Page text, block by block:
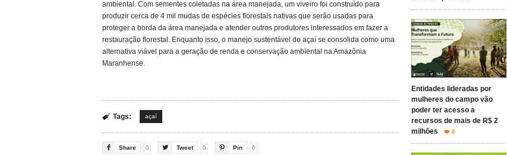
ambiental. Com sementes coletadas na área manejada, um viveiro foi construído para
produzir cerca de 4 mil mudas de espécies florestais nativas que serão usadas para
proteger a borda da área manejada e atender outros produtores interessados em fazer a
restauração florestal. Enquanto isso, o manejo sustentável do açaí se consolida como uma
alternativa viável para a geração de renda e conservação ambiental na Amazônia
Maranhense.
 Tags: açaí
 Share 0  Tweet 0  Pin 0
Entidades lideradas por
mulheres do campo vão
poder ter acesso a
recursos de mais de R$ 2
milhões
0